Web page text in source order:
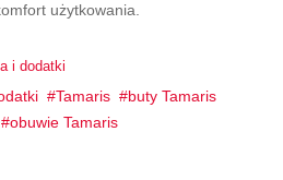
użytkowania.
i dodatki
Tamaris
buty Tamaris
obuwie Tamaris